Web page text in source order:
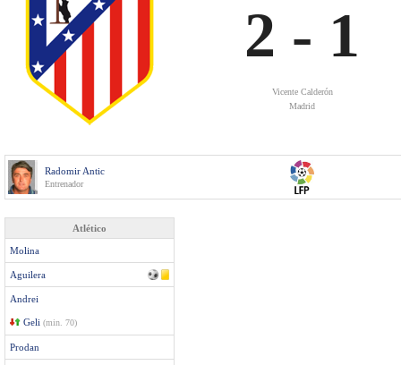
2 - 1
Vicente Calderón
Madrid
Radomir Antic
Entrenador
Atlético
Molina
Aguilera
Andrei
Geli (min. 70)
Prodan